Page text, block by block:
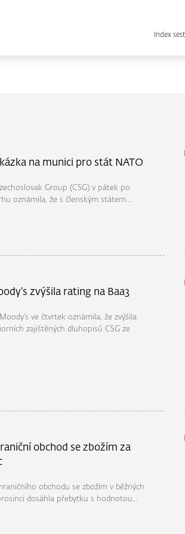
Index
na munici pro stát NATO
Group (CSG) v pátek po
oznámila, že s členským státem...
zvýšila rating na Baa3
ve čtvrtek oznámila, že zvýšila
zajištěných dluhopisů CSG ze
obchod se zbožím za
obchodu se zbožím v běžných
dosáhla přebytku s hodnotou...